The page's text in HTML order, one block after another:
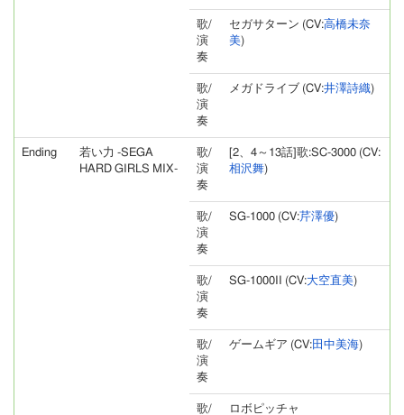
歌/
演
奏
セガサターン (CV:高橋未奈
美)
歌/
演
奏
メガドライブ (CV:井澤詩織)
Ending
若い力 -SEGA
HARD GIRLS MIX-
歌/
演
奏
[2、4～13話]歌:SC-3000 (CV:
相沢舞)
歌/
演
奏
SG-1000 (CV:芹澤優)
歌/
演
奏
SG-1000II (CV:大空直美)
歌/
演
奏
ゲームギア (CV:田中美海)
歌/ ロボピッチャ